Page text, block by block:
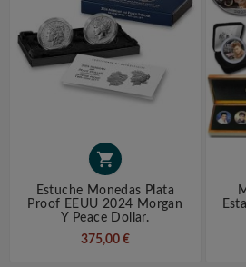

Estuche Monedas Plata
Proof EEUU 2024 Morgan
Y Peace Dollar.
375,00 €